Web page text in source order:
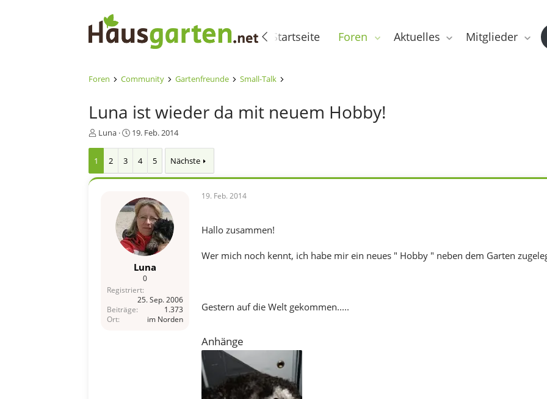
Startseite Foren Aktuelles Mitglieder
Foren Community Gartenfreunde Small-Talk
Luna ist wieder da mit neuem Hobby!
E
e
Luna
E
e
l
t
a
m
19. Feb. 2014
1 2 3 4 5 Nächste
Luna
0
Registriert
25. Sep. 2006
Beiträge
1.373
Ort
im Norden
19. Feb. 2014
Hallo zusammen!
Wer mich noch kennt, ich habe mir ein neues " Hobby " neben dem Garten
Gestern auf die Welt gekommen.....
Anhänge